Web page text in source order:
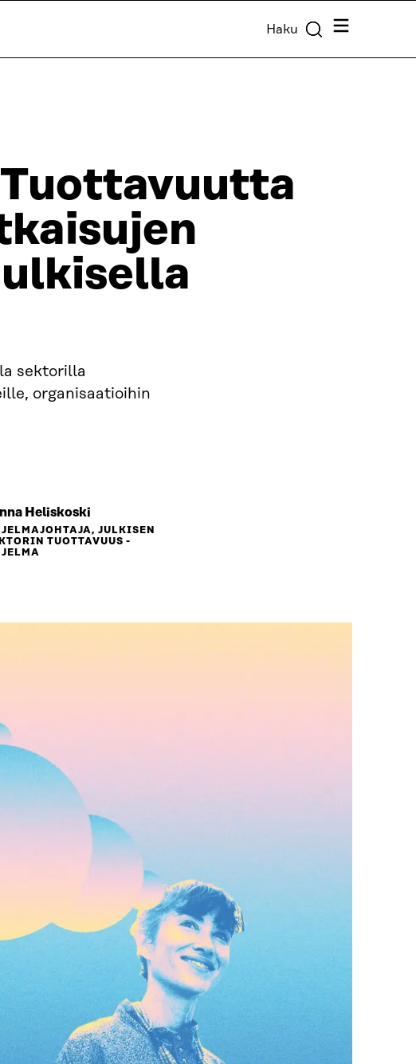
Haku Valikko
sektorilla
organisaatioihin
Heliskoski
JULKISEN
TUOTTAVUUS -